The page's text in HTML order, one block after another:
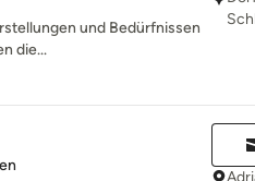
und Bedürfnissen
die...
5 Sternen